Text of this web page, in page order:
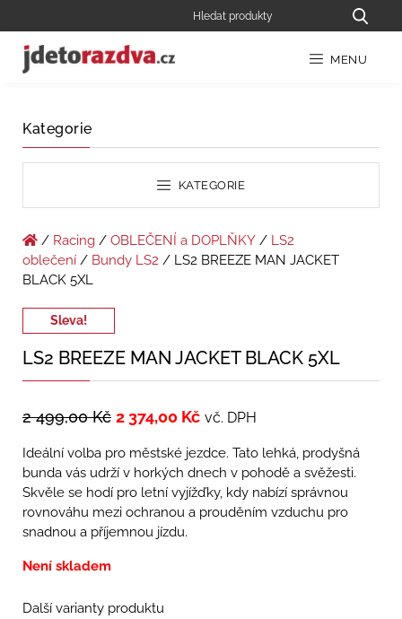
MENU
Kategorie
KATEGORIE
/ Racing / OBLEČENÍ a DOPLŇKY / LS2
oblečení / Bundy LS2 / LS2 BREEZE MAN JACKET
BLACK 5XL
Sleva!
LS2 BREEZE MAN JACKET BLACK 5XL
2 499,00Kč 2 374,00 Kč vč. DPH
Ideální volba pro městské jezdce. Tato lehká, prodyšná
bunda vás udrží v horkých dnech v pohodě a svěžesti.
Skvěle se hodí pro letní vyjížďky, kdy nabízí správnou
rovnováhu mezi ochranou a prouděním vzduchu pro
snadnou a příjemnou jízdu.
Není skladem
Další varianty produktu